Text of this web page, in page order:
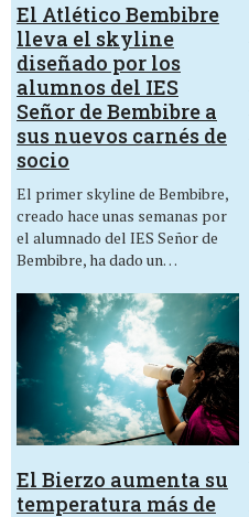
El Atlético Bembibre
lleva el skyline
diseñado por los
alumnos del IES
Señor de Bembibre a
sus nuevos carnés de
socio
El primer skyline de Bembibre,
creado hace unas semanas por
el alumnado del IES Señor de
Bembibre, ha dado un…
El Bierzo aumenta su
temperatura más de